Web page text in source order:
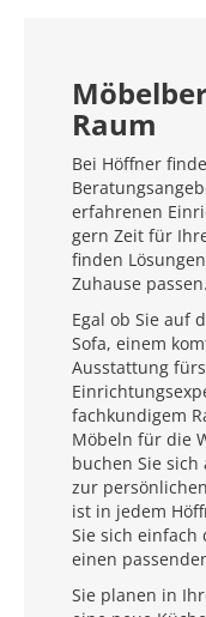
Raum
Bei Höffner
erfahrenen
gern Zeit für
finden
Zuhause passen.
Egal ob Sie auf
Sofa, einem
Ausstattung
fachkundigem
Möbeln für die
buchen Sie
zur
ist in jedem
Sie sich
einen
Sie planen in